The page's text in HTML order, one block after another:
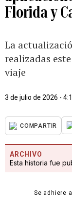
Florida y
La
realizadas
viaje
3 de julio de 2026 -
COMPARTIR
ARCHIVO
Esta historia fue
Se adhiere